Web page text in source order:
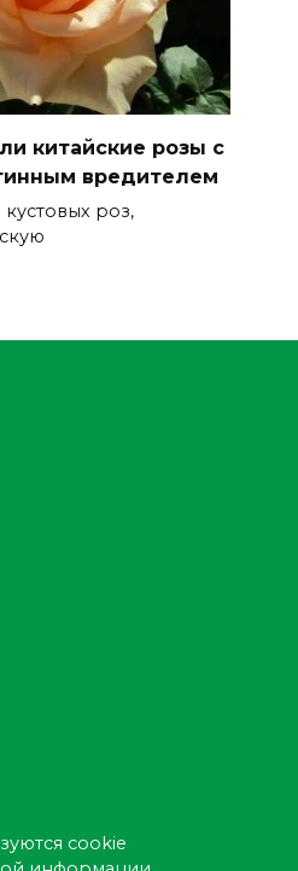
китайские розы с
вредителем
роз,
cookie